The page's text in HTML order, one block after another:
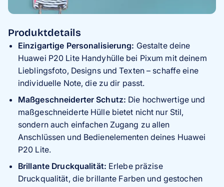
Produktdetails
Einzigartige Personalisierung: Gestalte deine
Huawei P20 Lite Handyhülle bei Pixum mit deinem
Lieblingsfoto, Designs und Texten – schaffe eine
individuelle Note, die zu dir passt.
Maßgeschneiderter Schutz: Die hochwertige und
maßgeschneiderte Hülle bietet nicht nur Stil,
sondern auch einfachen Zugang zu allen
Anschlüssen und Bedienelementen deines Huawei
P20 Lite.
Brillante Druckqualität: Erlebe präzise
Druckqualität, die brillante Farben und gestochen